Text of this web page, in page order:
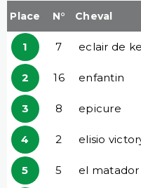
Place N° Cheval
1 7 eclair de
2 16 enfantin
3 8 epicure
4 2 elisio
5 5 el matador